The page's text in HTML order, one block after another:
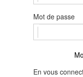
Mot de passe
En vous